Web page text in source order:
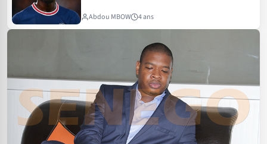
Abdou MBOW 4 ans